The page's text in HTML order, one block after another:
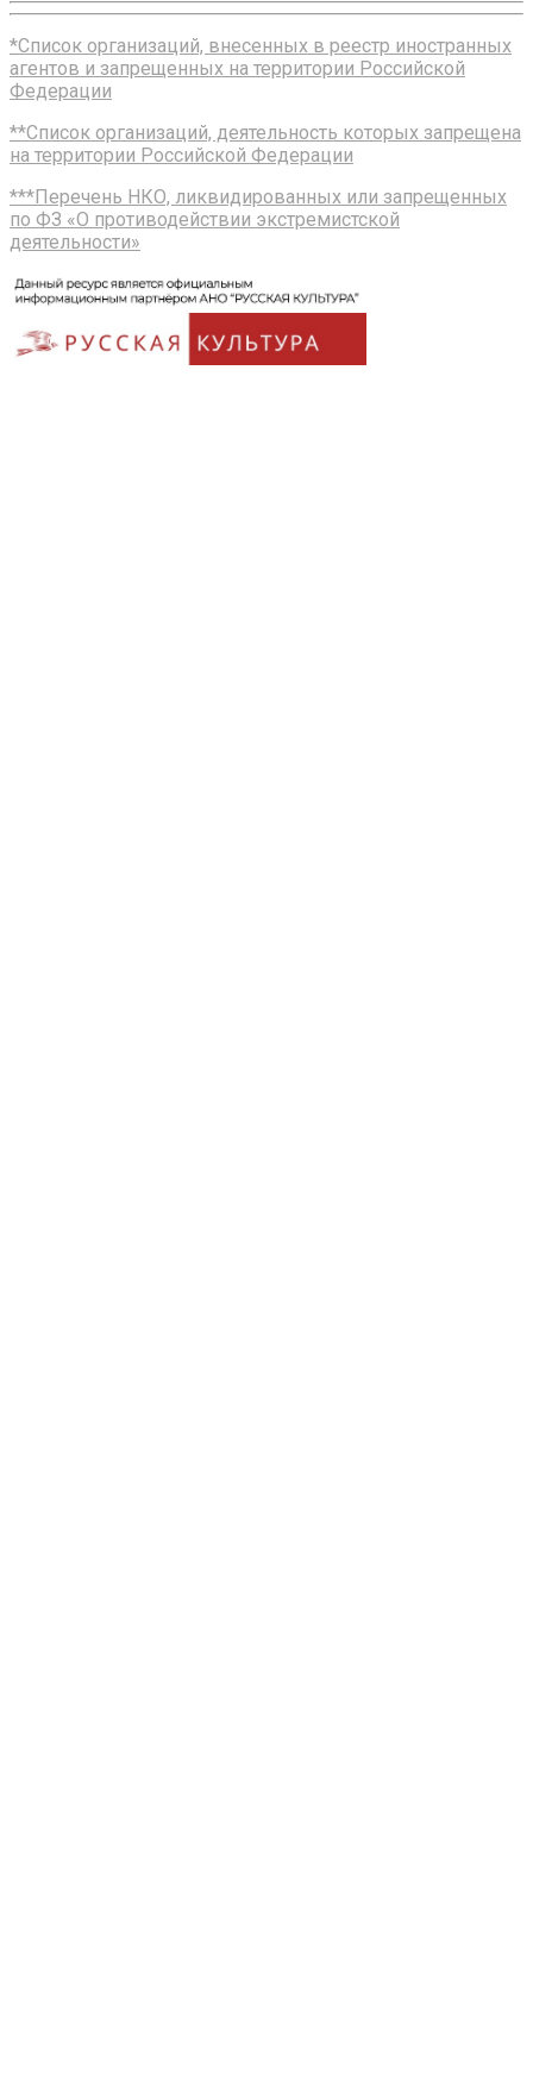
*Список организаций, внесенных в реестр иностранных
агентов и запрещенных на территории Российской
Федерации
**Список организаций, деятельность которых запрещена
на территории Российской Федерации
***Перечень НКО, ликвидированных или запрещенных
по ФЗ «О противодействии экстремистской
деятельности»